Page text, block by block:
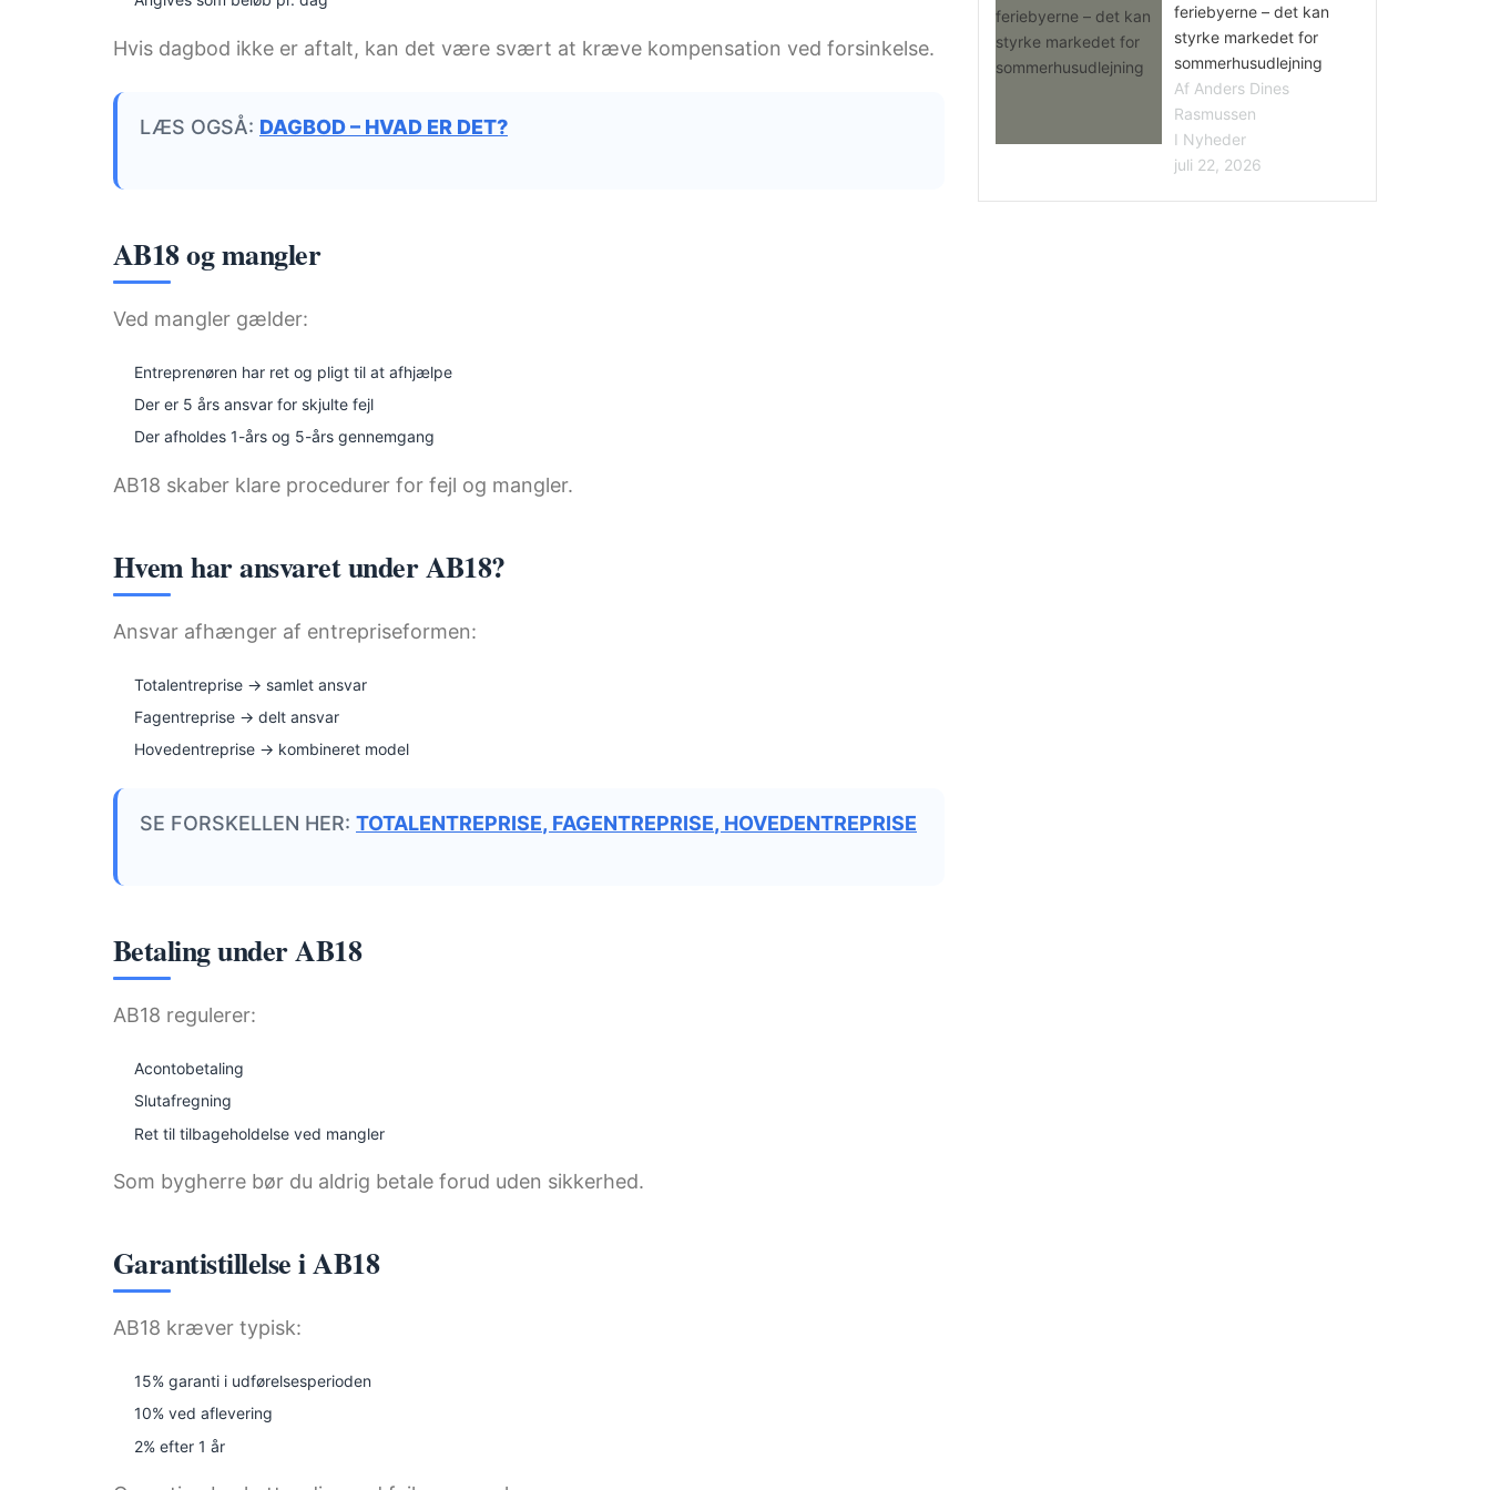
Hvis dagbod ikke er aftalt, kan det være svært at kræve kompensation ved forsinkelse.
LÆS OGSÅ: DAGBOD – HVAD ER DET?
AB18 og mangler
Ved mangler gælder:
Entreprenøren har ret og pligt til at afhjælpe
Der er 5 års ansvar for skjulte fejl
Der afholdes 1-års og 5-års gennemgang
AB18 skaber klare procedurer for fejl og mangler.
Hvem har ansvaret under AB18?
Ansvar afhænger af entrepriseformen:
Totalentreprise → samlet ansvar
Fagentreprise → delt ansvar
Hovedentreprise → kombineret model
SE FORSKELLEN HER: TOTALENTREPRISE, FAGENTREPRISE, HOVEDENTREPRISE
Betaling under AB18
AB18 regulerer:
Acontobetaling
Slutafregning
Ret til tilbageholdelse ved mangler
Som bygherre bør du aldrig betale forud uden sikkerhed.
Garantistillelse i AB18
AB18 kræver typisk:
15% garanti i udførelsesperioden
10% ved aflevering
2% efter 1 år
feriebyerne – det kan
styrke markedet for
sommerhusudlejning
Af Anders Dines
Rasmussen
I Nyheder
juli 22, 2026